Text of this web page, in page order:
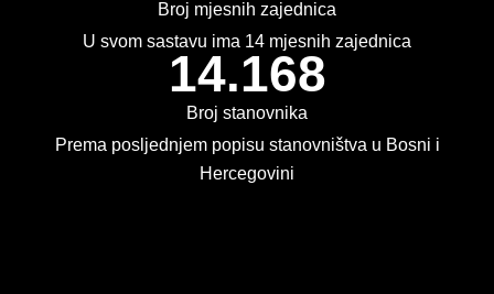
Broj mjesnih zajednica
U svom sastavu ima 14 mjesnih zajednica
14.168
Broj stanovnika
Prema posljednjem popisu stanovništva u Bosni i
Hercegovini
REALIZACIJA UGOVORA
PLAN JAVNIH NABAVKI
USLUGE IZ ANEKSA II DIO B ZJN BIH